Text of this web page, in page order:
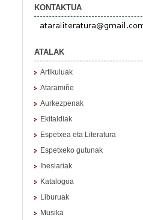
KONTAKTUA
ATALAK
Artikuluak
Ataramiñe
Aurkezpenak
Ekitaldiak
Espetxea eta Literatura
Espetxeko gutunak
Iheslariak
Katalogoa
Liburuak
Musika